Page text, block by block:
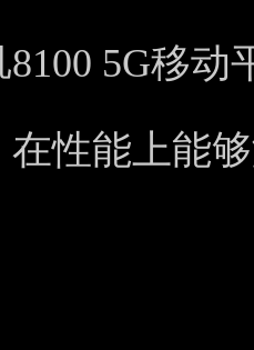
5G移
在性能上能